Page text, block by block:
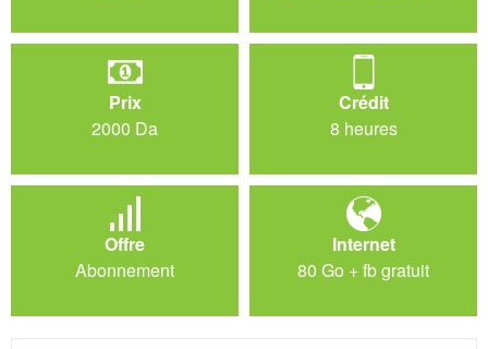
Prix
2000 Da
Crédit
8 heures
Offre
Abonnement
Internet
80 Go + fb gratuit